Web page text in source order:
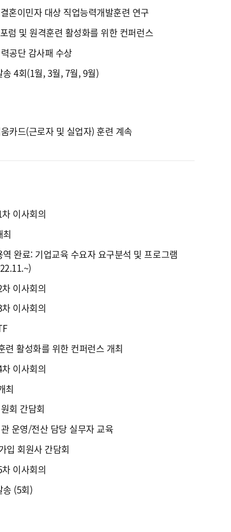
혼이민자 대상 직업능력개발훈련 연구
럼 및 원격훈련 활성화를 위한 컨퍼런스
공단 감사패 수상
송 4회(1월, 3월, 7월, 9월)
카드(근로자 및 실업자) 훈련 계속
이사회의
최
완료: 기업교육 수요자 요구분석 및 프로그램
이사회의
이사회의
련 활성화를 위한 컨퍼런스 개최
이사회의
최
회 간담회
운영/전산 담당 실무자 교육
입 회원사 간담회
이사회의
송 (5회)